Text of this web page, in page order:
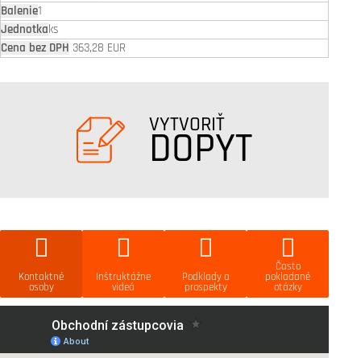
1
ks
363,28 EUR
VYTVORIŤ
DOPYT
Kontaktné
osoby
Inštruktážne
videá
Podklady a
prospekty
Často
pokladané
otázky